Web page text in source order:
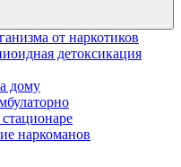
от наркотиков
детоксикация
дому
наркоманов